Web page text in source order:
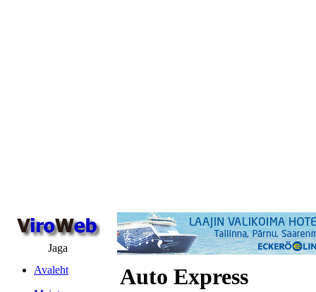
Jaga
Avaleht
Auto Express